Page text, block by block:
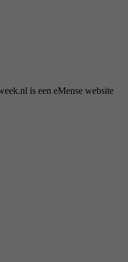
is een eMense website